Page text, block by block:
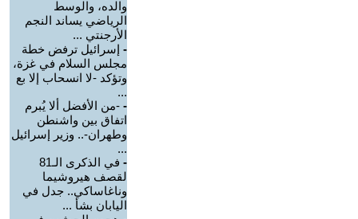
والده، والوسط
الرياضي يساند النجم
الأرجنتي ...
- إسرائيل ترفض خطة
مجلس السلام في غزة،
وتؤكد -لا انسحاب إلا بع
...
- -من الأفضل ألا يُبرم
اتفاق بين واشنطن
وطهران-.. وزير إسرائيل
...
-
في الذكرى الـ81
لقصف هيروشيما
وناغاساكي.. جدل في
اليابان بشأ ...